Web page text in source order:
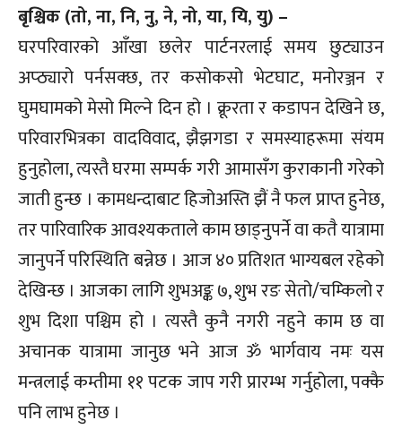
बृश्चिक (तो, ना, नि, नु, ने, नो, या, यि, यु) –
घरपरिवारको आँखा छलेर पार्टनरलाई समय छुट्याउन
अप्ठ्यारो पर्नसक्छ, तर कसोकसो भेटघाट, मनोरञ्जन र
घुमघामको मेसो मिल्ने दिन हो । क्रूरता र कडापन देखिने छ,
परिवारभित्रका वादविवाद, झैझगडा र समस्याहरूमा संयम
हुनुहोला, त्यस्तै घरमा सम्पर्क गरी आमासँग कुराकानी गरेको
जाती हुन्छ । कामधन्दाबाट हिजोअस्ति झैं नै फल प्राप्त हुनेछ,
तर पारिवारिक आवश्यकताले काम छाड्नुपर्ने वा कतै यात्रामा
जानुपर्ने परिस्थिति बन्नेछ । आज ४० प्रतिशत भाग्यबल रहेको
देखिन्छ । आजका लागि शुभअङ्क ७, शुभ रङ सेतो/चम्किलो र
शुभ दिशा पश्चिम हो । त्यस्तै कुनै नगरी नहुने काम छ वा
अचानक यात्रामा जानुछ भने आज ॐ भार्गवाय नमः यस
मन्त्रलाई कम्तीमा ११ पटक जाप गरी प्रारम्भ गर्नुहोला, पक्कै
पनि लाभ हुनेछ ।